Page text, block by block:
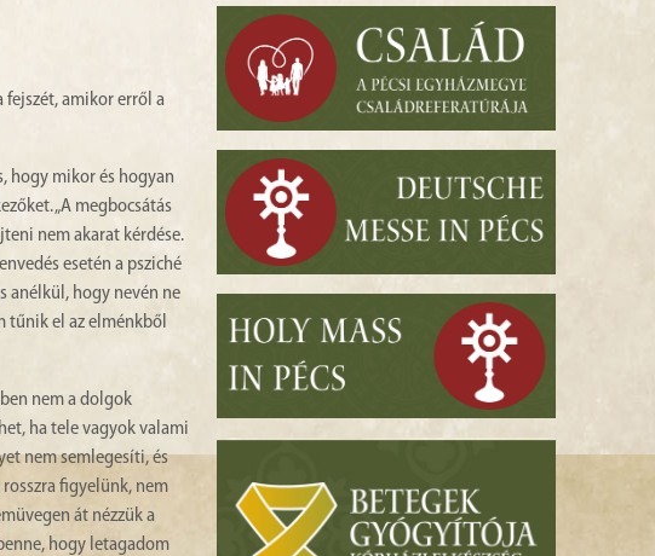
fejszét, amikor erről a
hogy mikor és hogyan
„A megbocsátás
nem akarat kérdése.
esetén a psziché
anélkül, hogy nevén ne
tűnik el az elménkből
nem a dolgok
ha tele vagyok valami
nem semlegesíti, és
figyelünk, nem
át nézzük a
hogy letagadom